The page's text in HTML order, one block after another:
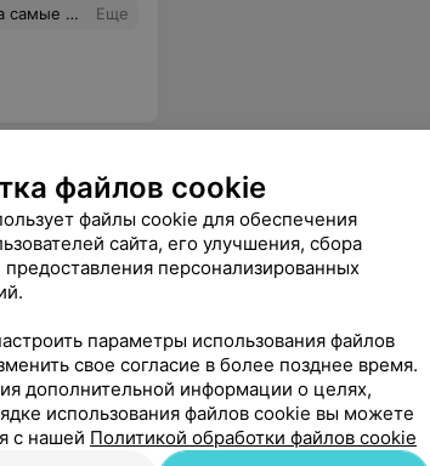
Рекомендую. Еще
(длина волос до 25 см)
от 94 руб.
Запись по телефону
Записаться
(длина
от 108
Запись по
файлов cookie
файлы cookie для обеспечения
сайта, его улучшения, сбора
предоставления персонализированных
параметры использования файлов
свое согласие в более позднее время.
дополнительной информации о целях,
использования файлов cookie вы можете
с нашей Политикой обработки файлов cookie